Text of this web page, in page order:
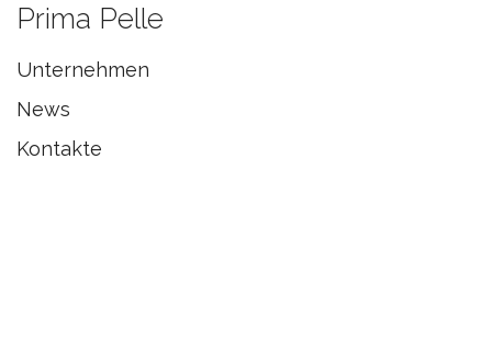
Prima Pelle
Unternehmen
News
Kontakte